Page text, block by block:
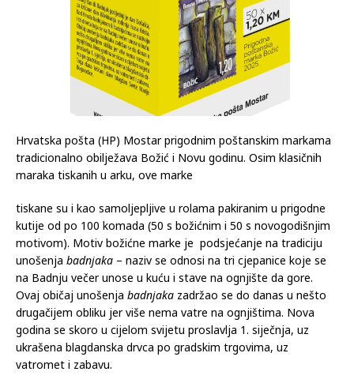
Hrvatska pošta (HP) Mostar prigodnim poštanskim markama
tradicionalno obilježava Božić i Novu godinu. Osim klasičnih
maraka tiskanih u arku, ove marke
tiskane su i kao samoljepljive u rolama pakiranim u prigodne
kutije od po 100 komada (50 s božićnim i 50 s novogodišnjim
motivom). Motiv božićne marke je podsjećanje na tradiciju
unošenja badnjaka– naziv se odnosi na tri cjepanice koje se
na Badnju večer unose u kuću i stave na ognjište da gore.
Ovaj običaj unošenja
badnjaka
zadržao se do danas u nešto
drugačijem obliku jer više nema vatre na ognjištima. Nova